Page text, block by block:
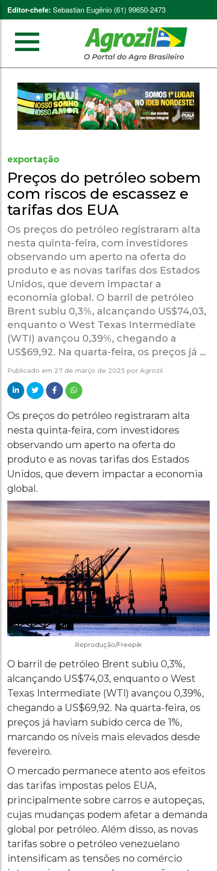
Editor-chefe: Sebastian Eugênio (61) 99650-2473
exportação
Preços do petróleo sobem
com riscos de escassez e
tarifas dos EUA
Os preços do petróleo registraram alta
nesta quinta-feira, com investidores
observando um aperto na oferta do
produto e as novas tarifas dos Estados
Unidos, que devem impactar a
economia global. O barril de petróleo
Brent subiu 0,3%, alcançando US$74,03,
enquanto o West Texas Intermediate
(WTI) avançou 0,39%, chegando a
US$69,92. Na quarta-feira, os preços já …
Publicado em 27 de março de 2025 por Agrozil
Os preços do petróleo registraram alta
nesta quinta-feira, com investidores
observando um aperto na oferta do
produto e as novas tarifas dos Estados
Unidos, que devem impactar a economia
global.
Reprodução/Freepik
O barril de petróleo Brent subiu 0,3%,
alcançando US$74,03, enquanto o West
Texas Intermediate (WTI) avançou 0,39%,
chegando a US$69,92. Na quarta-feira, os
preços já haviam subido cerca de 1%,
marcando os níveis mais elevados desde
fevereiro.
O mercado permanece atento aos efeitos
das tarifas impostas pelos EUA,
principalmente sobre carros e autopeças,
cujas mudanças podem afetar a demanda
global por petróleo. Além disso, as novas
tarifas sobre o petróleo venezuelano
intensificam as tensões no comércio